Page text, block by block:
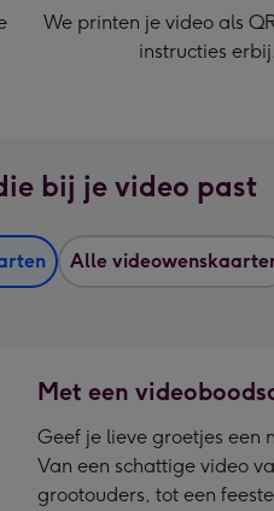
We printen je video als
instructies erbij.
bij je video past
Alle
Met een
Geef je lieve groetjes een
Van een schattige video
grootouders, tot een